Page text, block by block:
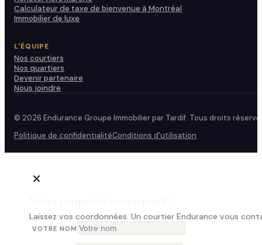
Calculateur de taxe de bienvenue à Montréal
Immobilier de luxe
L'ÉQUIPE
Nos courtiers
Nos quartiers
Devenir partenaire
Nous joindre
© 2026 Endurance Groupe Immobilier par Tardif. Tous droits
Politique de confidentialitéConditions d'utilisation
Laissez vos coordonnées. Un courtier Endurance vous
VOTRE NOM